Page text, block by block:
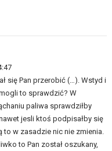
się Pan przerobić (…). Wstyd i
to sprawdzić? W
paliwa sprawdziłby
jesli ktoś podpisałby się
w zasadzie nic nie zmienia.
to Pan został oszukany,